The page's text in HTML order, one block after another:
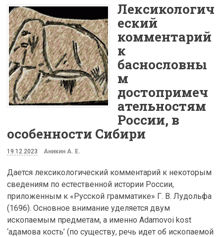
Лексикологич
еский
комментарий
к
баснословны
м
достопримеч
ательностям
России, в
особенности Сибири
19.12.2023 Аникин А. Е.
Дается лексикологический комментарий к некоторым
сведениям по естественной истории России,
приложенным к «Русской грамматике» Г. В. Лудольфа
(1696). Основное внимание уделяется двум
ископаемым предметам, а именно Adamovoi kost
‘адамова кость’ (по существу, речь идет об ископаемой